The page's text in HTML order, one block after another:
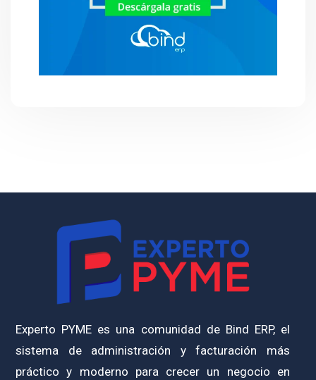
Experto PYME es una comunidad de Bind ERP, el
sistema de administración y facturación más
práctico y moderno para crecer un negocio en